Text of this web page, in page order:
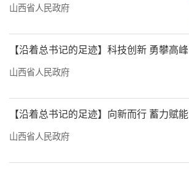
山西省人民政府
【沿着总书记的足迹】科技创新 勇攀高峰
山西省人民政府
【沿着总书记的足迹】向新而行 蓄力赋能
山西省人民政府